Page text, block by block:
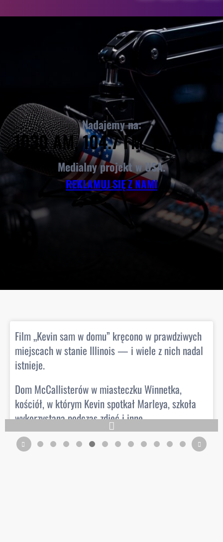
Nadajemy na:
1030 AM, 104.7 FM, 107.1 FM
Medialny projekt w USA.
REKLAMUJ SIĘ Z NAMI
Film „Kevin sam w domu” kręcono w prawdziwych
miejscach w stanie Illinois — i wiele z nich nadal
istnieje.
Dom McCallisterów w miasteczku Winnetka,
kościół, w którym Kevin spotkał Marleya, szkoła
wykorzystana podczas zdjęć i inne
charakterystyczne lokacje z filmu można zobaczyć
na własne oczy podczas wizyty w okolicach